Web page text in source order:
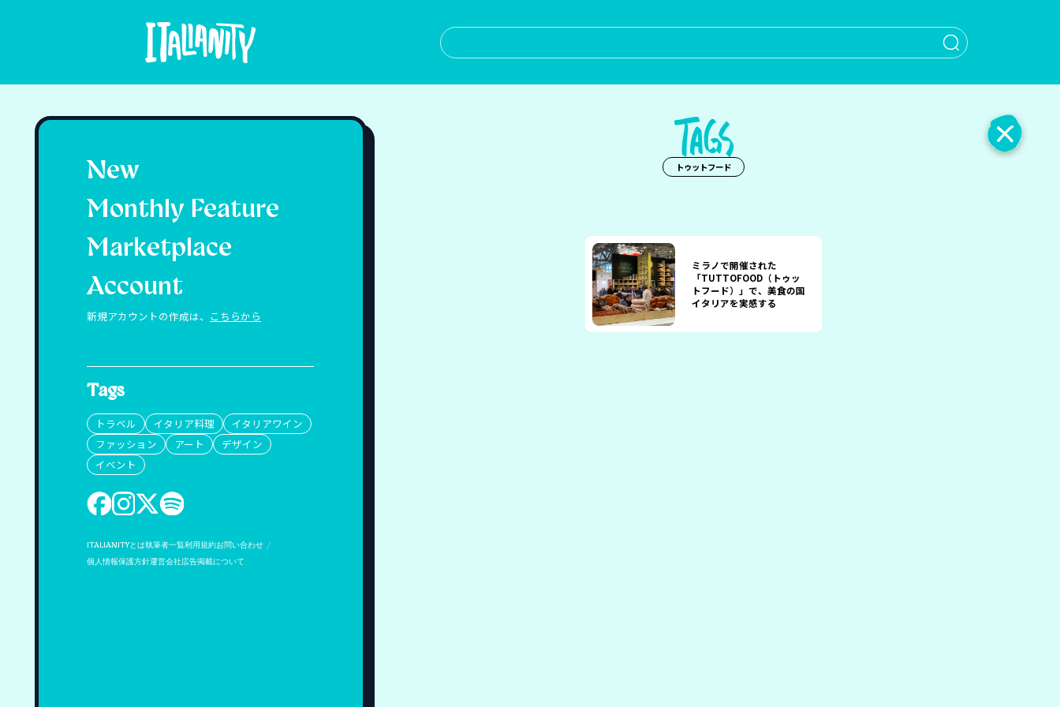
When
New
Monthly Feature
Marketplace
Account
新規アカウントの作成は、 こちらから
Tags
トラベル イタリア料理
イタリアワイン
ファッション
アート
デザイン
イベント
ITALIANITYとは執筆者一覧利用規約お問い合わせ
個人情報保護方針運営会社広告掲載について
トゥットフード
ミラノで開催された
「TUTTOFOOD（トゥッ
トフード）」で、美食の国
イタリアを実感する